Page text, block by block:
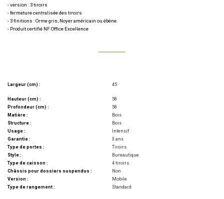
- version : 3 tiroirs
- fermeture centralisée des tiroirs
- 3 finitions : Orme gris, Noyer américain ou ébène.
- Produit certifié NF Office Excellence
Largeur (cm) : 45
Hauteur (cm) :
58
Profondeur (cm) :
58
Matière :
Bois
Structure :
Bois
Usage :
Intensif
Garantie :
3 ans
Type de portes :
Tiroirs
Style :
Bureautique
Type de caisson :
4 tiroirs
Châssis pour dossiers suspendus :
Non
Version :
Mobile
Type de rangement :
Standard